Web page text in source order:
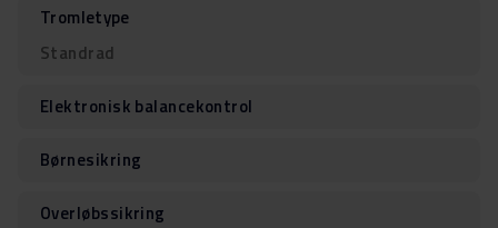
Tromletype
Standrad
Elektronisk balancekontrol
Børnesikring
Overløbssikring